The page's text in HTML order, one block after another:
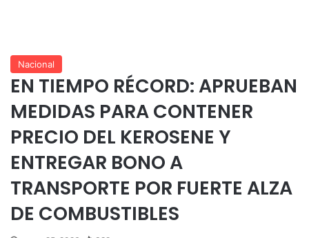
Nacional
EN TIEMPO RÉCORD: APRUEBAN
MEDIDAS PARA CONTENER
PRECIO DEL KEROSENE Y
ENTREGAR BONO A
TRANSPORTE POR FUERTE ALZA
DE COMBUSTIBLES